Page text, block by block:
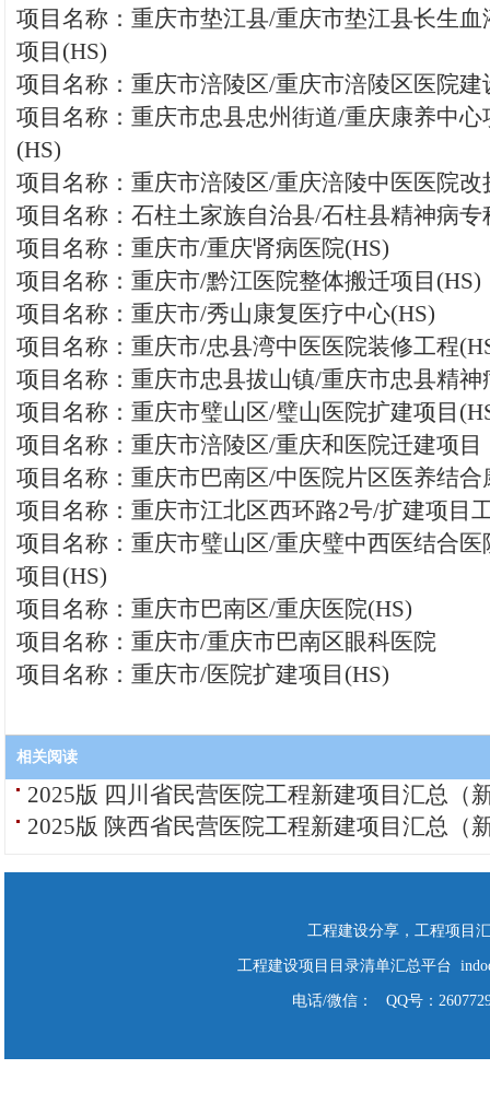
项目名称：重庆市垫江县/重庆市垫江县长生
项目(HS)
项目名称：重庆市涪陵区/重庆市涪陵区医院建
项目名称：重庆市忠县忠州街道/重庆康养中心
(HS)
项目名称：重庆市涪陵区/重庆涪陵中医医院改
项目名称：石柱土家族自治县/石柱县精神病
项目名称：重庆市/重庆肾病医院(HS)
项目名称：重庆市/黔江医院整体搬迁项目(HS)
项目名称：重庆市/秀山康复医疗中心(HS)
项目名称：重庆市/忠县湾中医医院装修工程
项目名称：重庆市忠县拔山镇/重庆市忠县精神
项目名称：重庆市璧山区/璧山医院扩建项目
项目名称：重庆市涪陵区/重庆和医院迁建项目
项目名称：重庆市巴南区/中医院片区医养结合
项目名称：重庆市江北区西环路2号/扩建项目
项目名称：重庆市璧山区/重庆璧中西医结合
项目(HS)
项目名称：重庆市巴南区/重庆医院(HS)
项目名称：重庆市/重庆市巴南区眼科医院
项目名称：重庆市/医院扩建项目(HS)
相关阅读
2025版 四川省民营医院工程新建项目汇总（
2025版 陕西省民营医院工程新建项目汇总（
工程建设分享，工程项目
工程建设项目目录清单汇总平台
电话/微信： QQ号：